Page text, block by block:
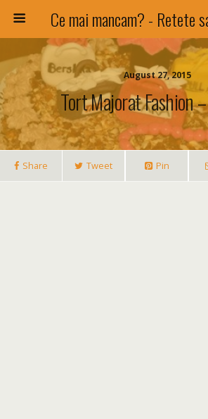
August 27, 2015
Tort Majorat Fashion
Share Tweet Pin